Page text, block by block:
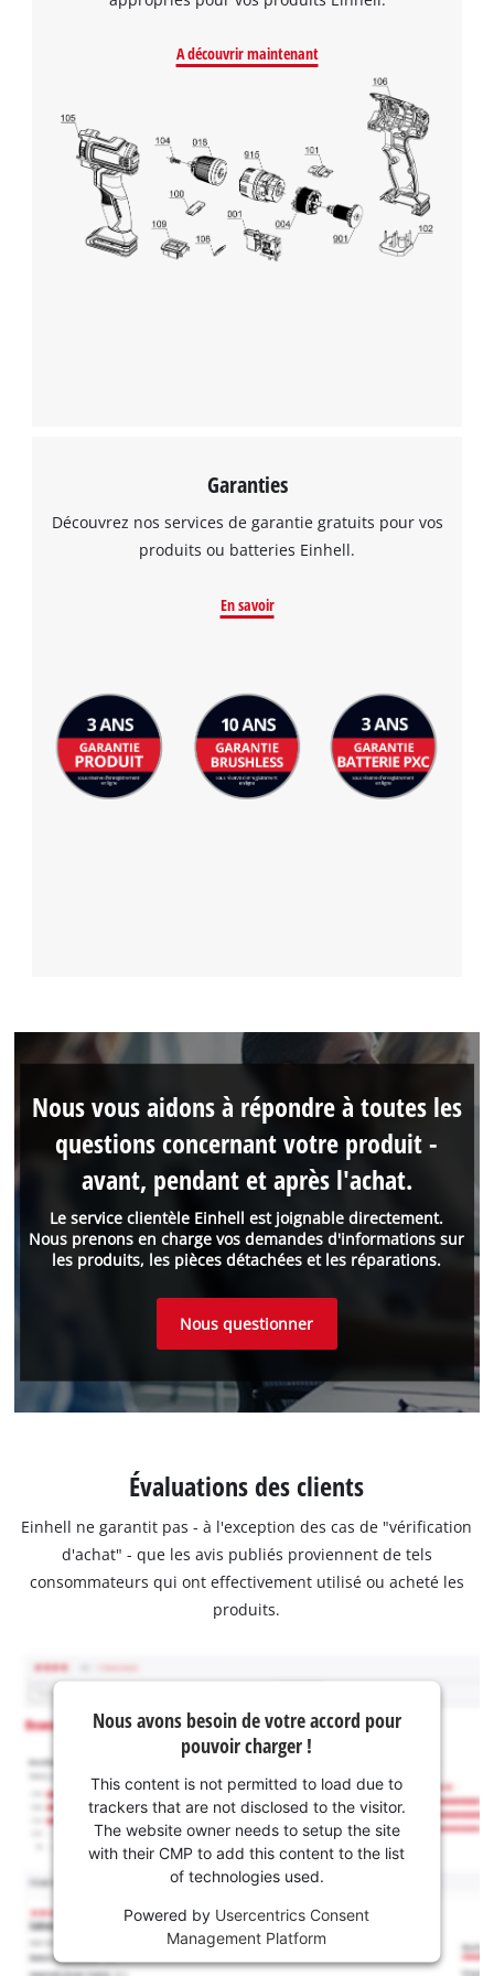
A découvrir maintenant
Garanties
Découvrez nos services de garantie gratuits pour vos
produits ou batteries Einhell.
En savoir
Le service clientèle Einhell est joignable directement.
Nous prenons en charge vos demandes d'informations sur
les produits, les pièces détachées et les réparations.
Nous vous aidons à répondre à toutes les
questions concernant votre produit -
avant, pendant et après l'achat.
Nous questionner
Évaluations des clients
Einhell ne garantit pas - à l'exception des cas de "vérification
d'achat" - que les avis publiés proviennent de tels
consommateurs qui ont effectivement utilisé ou acheté les
produits.
Nous avons besoin de votre accord pour
pouvoir charger !
This content is not permitted to load due to
trackers that are not disclosed to the visitor.
The website owner needs to setup the site
with their CMP to add this content to the list
of technologies used.
Powered by Usercentrics Consent
Management Platform